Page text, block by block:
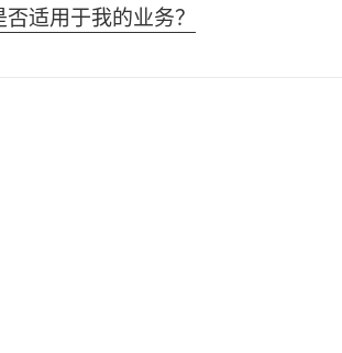
适用于我的业务？